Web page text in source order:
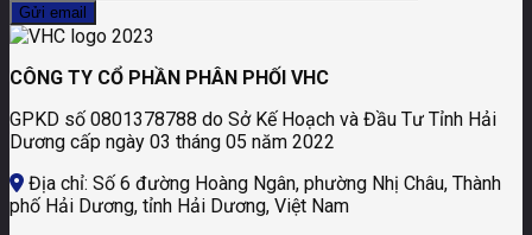
CÔNG TY CỔ PHẦN PHÂN PHỐI VHC
GPKD số 0801378788 do Sở Kế Hoạch và Đầu Tư Tỉnh Hải
Dương cấp ngày 03 tháng 05 năm 2022
Địa chỉ: Số 6 đường Hoàng Ngân, phường Nhị Châu, Thành
phố Hải Dương, tỉnh Hải Dương, Việt Nam